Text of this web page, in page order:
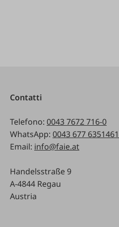
Contatti
Telefono: 0043 7672 716-0
WhatsApp: 0043 677
Email: info@faie.at
Handelsstraße 9
A-4844 Regau
Austria